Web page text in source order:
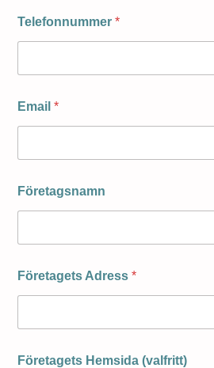
Telefonnummer *
Email *
Företagsnamn
Företagets Adress *
Företagets Hemsida (valfritt)